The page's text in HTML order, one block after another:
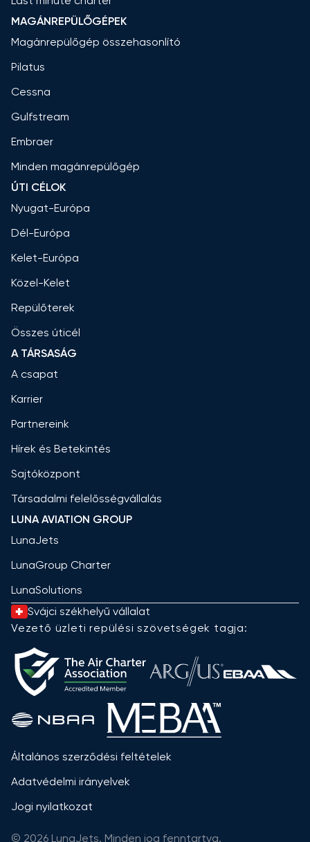
MAGÁNREPÜLŐGÉPEK
Magánrepülőgép összehasonlító
Pilatus
Cessna
Gulfstream
Embraer
Minden magánrepülőgép
ÚTI CÉLOK
Nyugat-Európa
Dél-Európa
Kelet-Európa
Közel-Kelet
Repülőterek
Összes úticél
A TÁRSASÁG
A csapat
Karrier
Partnereink
Hírek és Betekintés
Sajtóközpont
Társadalmi felelősségvállalás
LUNA AVIATION GROUP
LunaJets
LunaGroup Charter
LunaSolutions
Svájci székhelyű vállalat
Vezető üzleti repülési szövetségek tagja:
Általános szerződési feltételek
Adatvédelmi irányelvek
Jogi nyilatkozat
© 2026 LunaJets. Minden jog fenntartva.